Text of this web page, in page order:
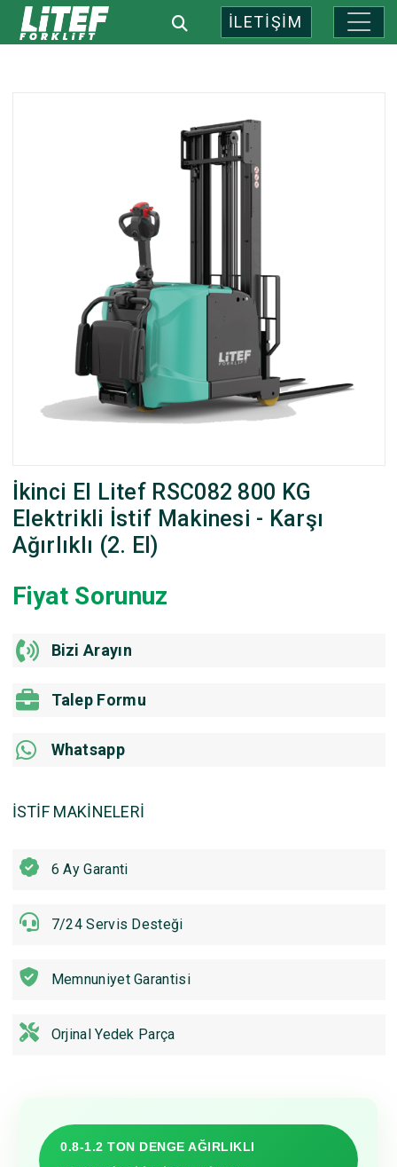
İLETİŞİM
İkinci El Litef RSC082 800 KG
Elektrikli İstif Makinesi - Karşı
Ağırlıklı (2. El)
Fiyat Sorunuz
Bizi Arayın
Talep Formu
Whatsapp
İSTİF MAKİNELERİ
6 Ay Garanti
7/24 Servis Desteği
Memnuniyet Garantisi
Orjinal Yedek Parça
0.8-1.2 TON DENGE AĞIRLIKLI